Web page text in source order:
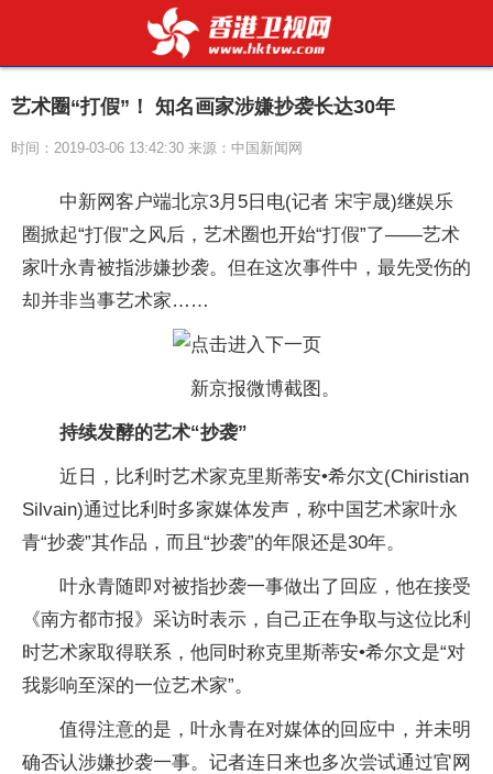
艺术圈“打假”！ 知名画家涉嫌抄袭长达30年
时间：2019-03-06 13:42:30 来源：中国新闻网
中新网客户端北京3月5日电(记者 宋宇晟)继娱乐
圈掀起“打假”之风后，艺术圈也开始“打假”了——艺术
家叶永青被指涉嫌抄袭。但在这次事件中，最先受伤的
却并非当事艺术家……
新京报微博截图。
持续发酵的艺术“抄袭”
近日，比利时艺术家克里斯蒂安•希尔文(Chiristian
Silvain)通过比利时多家媒体发声，称中国艺术家叶永
青“抄袭”其作品，而且“抄袭”的年限还是30年。
叶永青随即对被指抄袭一事做出了回应，他在接受
《南方都市报》采访时表示，自己正在争取与这位比利
时艺术家取得联系，他同时称克里斯蒂安•希尔文是“对
我影响至深的一位艺术家”。
值得注意的是，叶永青在对媒体的回应中，并未明
确否认涉嫌抄袭一事。记者连日来也多次尝试通过官网